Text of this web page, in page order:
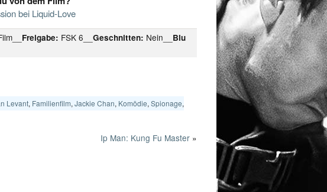
bei Liquid-Love
Freigabe: FSK 6__ Geschnitten: Nein__ Blu
Levant, Familienfilm, Jackie Chan, Komödie, Spionage,
Ip Man: Kung Fu Master »